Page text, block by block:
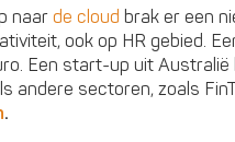
naar de cloud brak er een
ook op HR gebied.
Een start-up uit
andere sectoren, zoals
.